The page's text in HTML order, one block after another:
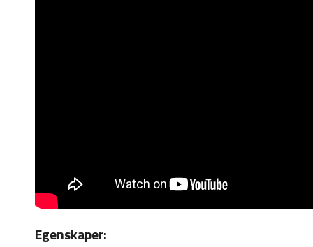
Egenskaper: